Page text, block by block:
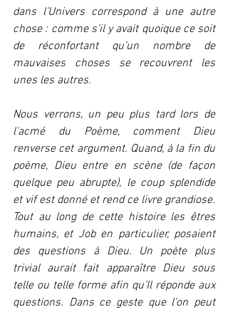
dans l’Univers correspond à une autre
chose : comme s’il y avait quoique ce soit
de réconfortant qu’un nombre de
mauvaises choses se recouvrent les
unes les autres.
Nous verrons, un peu plus tard lors de
l'acmé du Poème, comment Dieu
renverse cet argument. Quand, à la fin du
poème, Dieu entre en scène (de façon
quelque peu abrupte), le coup splendide
et vif est donné et rend ce livre grandiose.
Tout au long de cette histoire les êtres
humains, et Job en particulier, posaient
des questions à Dieu. Un poète plus
trivial aurait fait apparaître Dieu sous
telle ou telle forme afin qu’Il réponde aux
questions. Dans ce geste que l’on peut